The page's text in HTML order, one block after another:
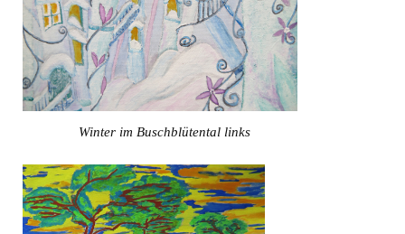
Winter im Buschblütental links